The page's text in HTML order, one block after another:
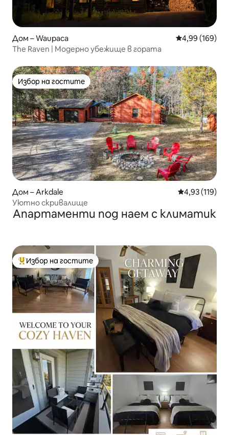
Дом – Waupaca Средна
4,99 (169)
The Raven | Модерно убежище в гората
Избор на гостите
Избор на гостите
Дом – Arkdale Средна
4,93 (119)
Уютно скривалище
Апартаменти под наем с климатик
Най-популярен избор на гостите
Избор на гостите